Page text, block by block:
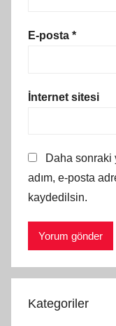
E-posta *
İnternet sitesi
Daha sonraki
adım, e-posta
kaydedilsin.
Kategoriler